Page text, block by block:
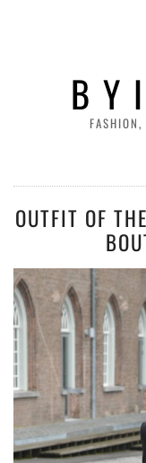
B Y
FASHION,
OUTFIT OF